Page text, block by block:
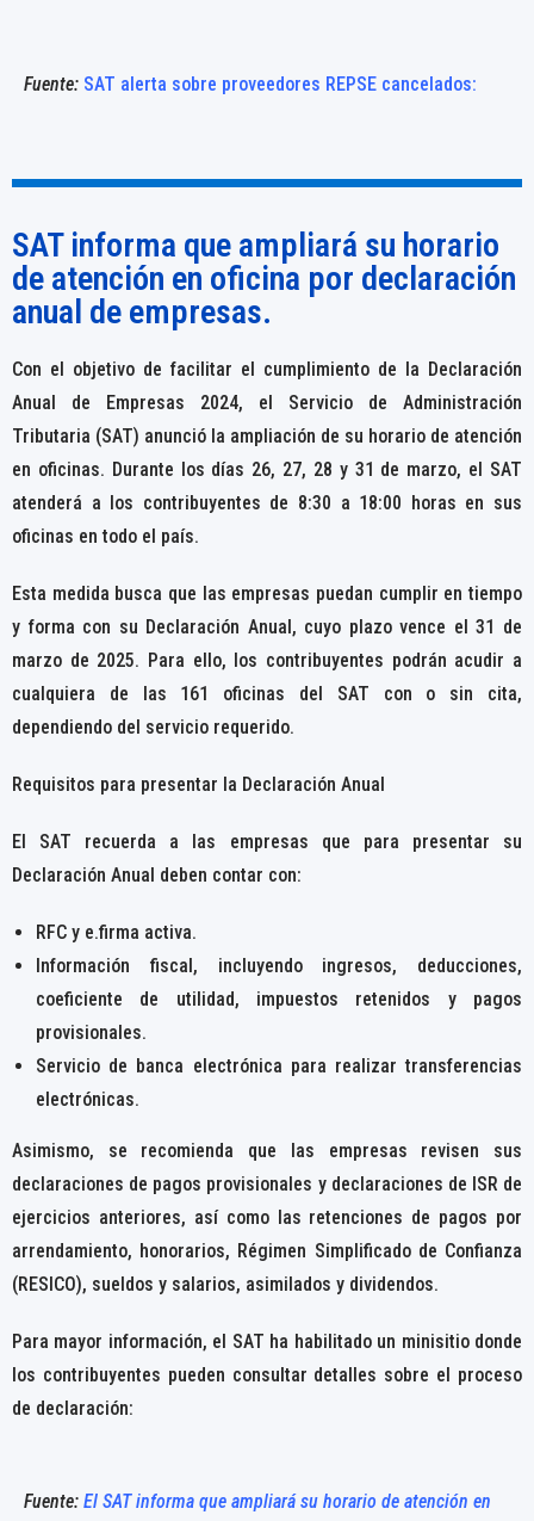
Fuente: SAT alerta sobre proveedores REPSE cancelados:
SAT informa que ampliará su horario
de atención en oficina por declaración
anual de empresas.
Con el objetivo de facilitar el cumplimiento de la Declaración
Anual de Empresas 2024, el Servicio de Administración
Tributaria (SAT) anunció la ampliación de su horario de atención
en oficinas. Durante los días 26, 27, 28 y 31 de marzo, el SAT
atenderá a los contribuyentes de 8:30 a 18:00 horas en sus
oficinas en todo el país.
Esta medida busca que las empresas puedan cumplir en tiempo
y forma con su Declaración Anual, cuyo plazo vence el 31 de
marzo de 2025. Para ello, los contribuyentes podrán acudir a
cualquiera de las 161 oficinas del SAT con o sin cita,
dependiendo del servicio requerido.
Requisitos para presentar la Declaración Anual
El SAT recuerda a las empresas que para presentar su
Declaración Anual deben contar con:
RFC y e.firma activa.
Información fiscal, incluyendo ingresos, deducciones,
coeficiente de utilidad, impuestos retenidos y pagos
provisionales.
Servicio de banca electrónica para realizar transferencias
electrónicas.
Asimismo, se recomienda que las empresas revisen sus
declaraciones de pagos provisionales y declaraciones de ISR de
ejercicios anteriores, así como las retenciones de pagos por
arrendamiento, honorarios, Régimen Simplificado de Confianza
(RESICO), sueldos y salarios, asimilados y dividendos.
Para mayor información, el SAT ha habilitado un minisitio donde
los contribuyentes pueden consultar detalles sobre el proceso
de declaración:
Fuente: El SAT informa que ampliará su horario de atención en